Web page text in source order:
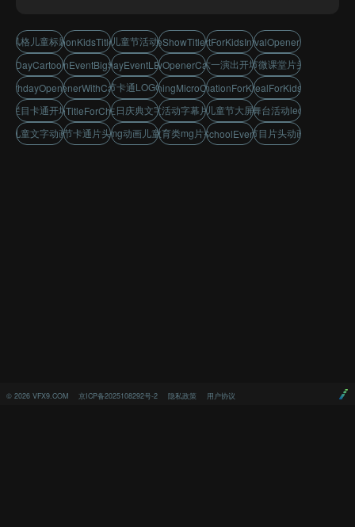
© 2026 VFX9.COM 京ICP备2025108292号-2 隐私政策 用户协议
风格儿童标题设计
mgCartoonKidsTitleOpener
六一儿童节活动字幕
kidsDanceShowTitleAnimation
lorfulTextForKidsIntroVideo
kidsFestivalOpenerTemplate
kindergartenEventBigScreenPack
hildrensDayEventLEDDesign
juniorShowOpenerCartoonStyle
小学六一演出开场动画
儿童节微课堂片头包装
funKidsOpenerWithCartoonIcons
六一节卡通LOGO展示
kidsLearningMicroClassPack
TextAnimationForKidsShow
LogoRevealForKidsChannel
栏目卡通开场动画
nStyleTitleForChildren儿童生日庆典文字片头小朋友活动字幕片头AE
幼儿园儿童节大屏幕片头
儿童舞台活动led字幕
儿童文字动画展示
儿童节卡通片头模板卡通mg动画儿童片头
儿童教育类mg片头设计
primarySchoolEventIntroAE
少儿节目片头动画模板